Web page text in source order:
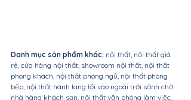
Danh mục sản phẩm khác: nội thất, nội thất giá
rẻ, cửa hàng nội thất, showroom nội thất, nội thất
phòng khách, nội thất phòng ngủ, nội thất phòng
bếp, nội thất hành lang lối vào ngoài trời sảnh chờ
nhà hàng khách sạn, nội thất văn phòng làm việc,